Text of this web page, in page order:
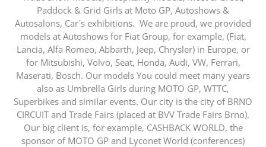
Paddock & Grid Girls at Moto GP, Autoshows &
Autosalons, Car´s exhibitions. We are proud, we provided
models at Autoshows for Fiat Group, for example, (Fiat,
Lancia, Alfa Romeo, Abbarth, Jeep, Chrysler) in Europe, or
for Mitsubishi, Volvo, Seat, Honda, Audi, VW, Ferrari,
Maserati, Bosch. Our models You could meet many years
also as Umbrella Girls during MOTO GP, WTTC,
Superbikes and similar events. Our city is the city of BRNO
CIRCUIT and Trade Fairs (placed at BVV Trade Fairs Brno).
Our big client is, for example, CASHBACK WORLD, the
sponsor of MOTO GP and Lyconet World (conferences)